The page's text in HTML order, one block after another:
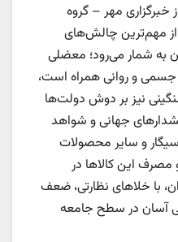
خبرگزاری مهر – گروه
مهم‌ترین چالش‌های
به شمار می‌رود؛ معضلی
جسمی و روانی همراه است،
نیز بر دوش دولت‌ها
جهانی و شواهد
سیگار و سایر محصولات
مصرف این کالاها در
با خلاهای نظارتی، ضعف
آسان در سطح جامعه